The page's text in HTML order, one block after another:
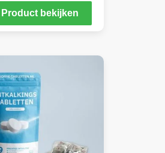
Product bekijken